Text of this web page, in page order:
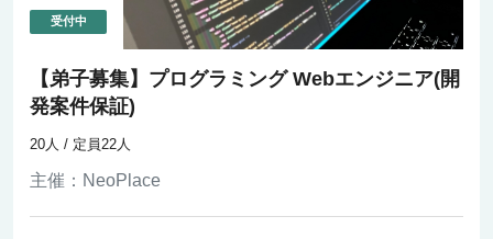
【弟子募集】プログラミング Webエンジニア(開
発案件保証)
主催： NeoPlace
20人 / 定員22人